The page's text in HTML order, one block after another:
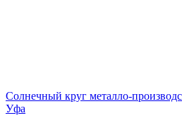
Солнечный круг металло-
Уфа